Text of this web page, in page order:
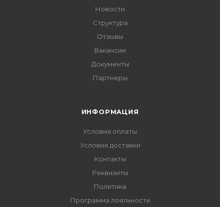
Новости
Структура
Отзывы
Вакансии
Документы
Партнеры
ИНФОРМАЦИЯ
Условия оплаты
Условия доставки
Контакты
Реквизиты
Политика
Программа лояльности